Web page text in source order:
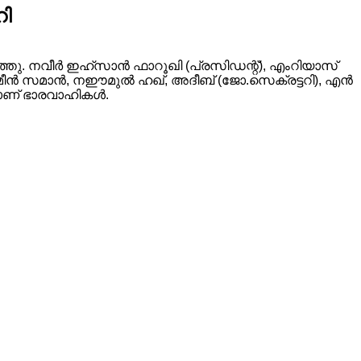
നവീര്‍ ഇഹ്‌സാന്‍ ഫാറൂഖി (പ്രസിഡന്റ്), എംറിയാസ്
സമാന്‍, നഈമുല്‍ ഹഖ്, അദീബ് (ജോ.സെക്രട്ടറി), എന്‍
ഭാരവാഹികള്‍.